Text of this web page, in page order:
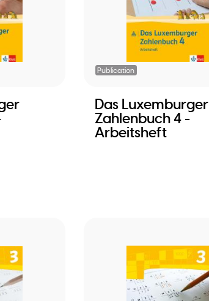
Publication
Das Luxemburger
Zahlenbuch 4 -
Arbeitsheft